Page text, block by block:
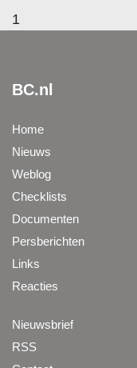
1
BC.nl
Home
Nieuws
Weblog
Checklists
Documenten
Persberichten
Links
Reacties
Nieuwsbrief
RSS